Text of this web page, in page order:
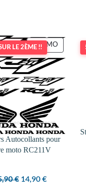
LE 2ÈME !!PROMO
Autocollants pour
moto RC211V
€ Le
14,90 €Le